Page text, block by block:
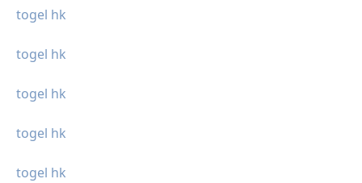
togel hk
togel hk
togel hk
togel hk
togel hk